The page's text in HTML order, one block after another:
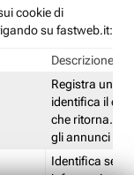
cookie di
su fastweb.it:
Descrizione
Registra un ID
identifica il
che ritorna.
gli annunci
Identifica se